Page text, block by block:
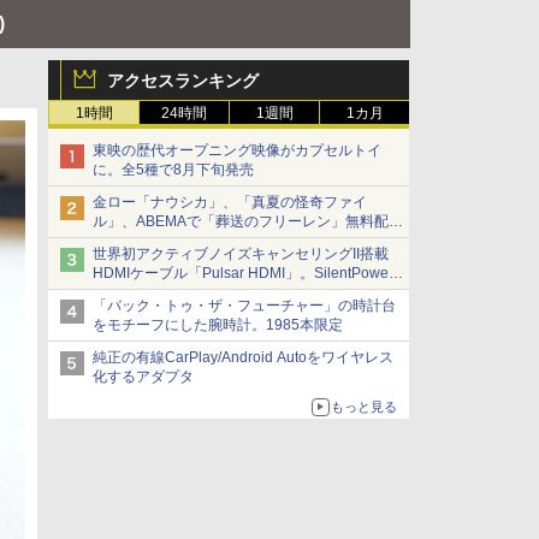
アクセスランキング
1時間 24時間 1週間 1カ月
東映の歴代オープニング映像がカプセルトイ
に。全5種で8月下旬発売
金ロー「ナウシカ」、「真夏の怪奇ファイ
ル」、ABEMAで「葬送のフリーレン」無料配信
など。夏の特番・配信情報
世界初アクティブノイズキャンセリングII搭載
HDMIケーブル「Pulsar HDMI」。SilentPower
から
「バック・トゥ・ザ・フューチャー」の時計台
をモチーフにした腕時計。1985本限定
純正の有線CarPlay/Android Autoをワイヤレス
化するアダプタ
もっと見る